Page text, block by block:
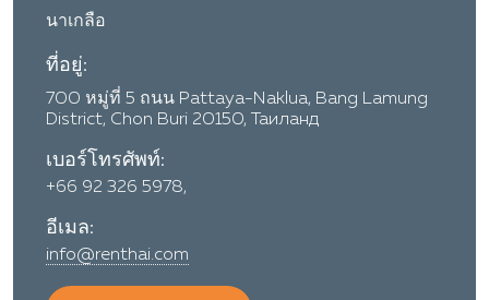
นาเกลือ
ที่อยู่:
700 หมู่ที่ 5 ถนน Pattaya-Naklua, Bang Lamung
District, Chon Buri 20150, Таиланд
เบอร์โทรศัพท์:
+66 92 326 5978,
อีเมล:
info@renthai.com